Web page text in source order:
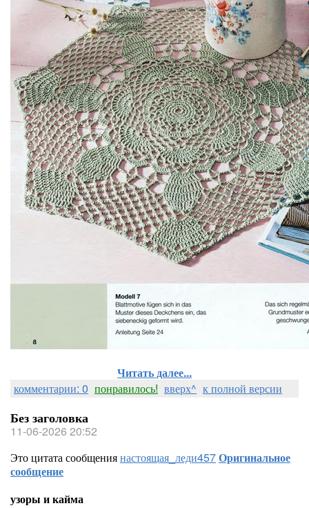
Читать далее...
комментарии: 0 понравилось! вверх^ к полной версии
Без заголовка
11-06-2026 20:52
Это цитата сообщениянастоящая_леди457Оригинальное
сообщение
узоры и кайма